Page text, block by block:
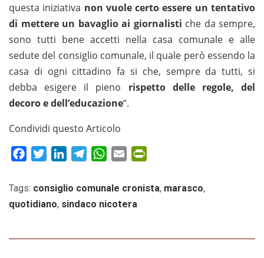
questa iniziativa non vuole certo essere un tentativo
di mettere un bavaglio ai giornalisti che da sempre,
sono tutti bene accetti nella casa comunale e alle
sedute del consiglio comunale, il quale però essendo la
casa di ogni cittadino fa si che, sempre da tutti, si
debba esigere il pieno rispetto delle regole, del
decoro e dell’educazione“.
Condividi questo Articolo
FacebookTwitterLinkedInTelegramWhatsApp
Email
Tags: consiglio comunale cronista, marasco,
quotidiano, sindaco nicotera